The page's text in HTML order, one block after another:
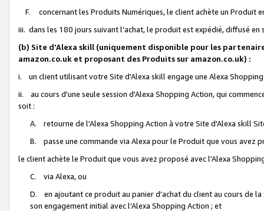
F. concernant les Produits Numériques, le client achète un Produit
iii. dans les 180 jours suivant l'achat, le produit est expédié, diffusé
(b) Site d'Alexa skill (uniquement disponible pour les
amazon.co.uk et proposant des Produits sur amazon.co.uk) :
i. un client utilisant votre Site d'Alexa skill engage une Alexa
ii. au cours d'une seule session d'Alexa Shopping Action, qui
soit :
A. retourne de l'Alexa Shopping Action à votre Site d'Alexa skill
B. passe une commande via Alexa pour le Produit que vous avez
le client achète le Produit que vous avez proposé avec l'Alexa
C. via Alexa, ou
D. en ajoutant ce produit au panier d'achat du client au cours de
son engagement initial avec l'Alexa Shopping Action ; et